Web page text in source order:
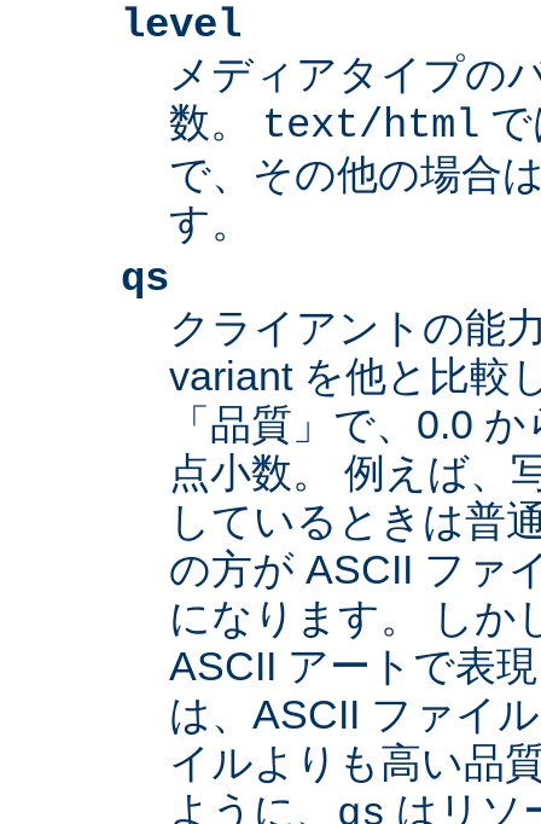
level
メディアタイプの
数。 text/html
で、その他の場合
す。
qs
クライアントの能
variant を他と比較
「品質」で、0.0
点小数。 例えば、
しているときは普
の方が ASCII ファ
になります。 しか
ASCII アートで表
は、ASCII ファイ
イルよりも高い品
ように、 qs はリソ